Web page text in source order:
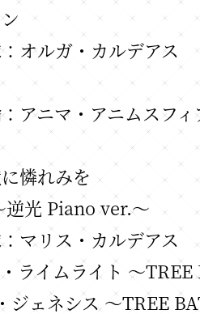
オルガ・カルデアス
アニマ・アニムスフィ
憐れみを
逆光 Piano ver.～
マリス・カルデアス
ライムライト ～
ジェネシス ～TREE